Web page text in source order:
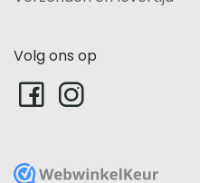
Volg ons op
WebwinkelKeur